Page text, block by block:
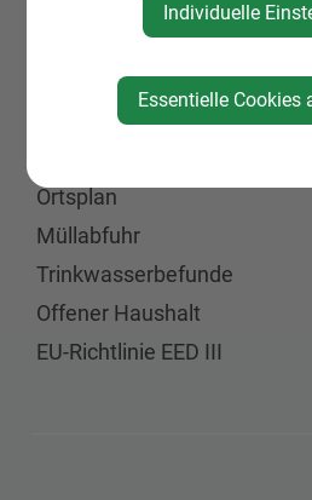
Bürgermeister
Ortsvorsteher
Gemeinderat
Ortsplan
Müllabfuhr
Trinkwasserbefunde
Offener Haushalt
EU-Richtlinie EED III
Individuelle
Essentielle Cookies